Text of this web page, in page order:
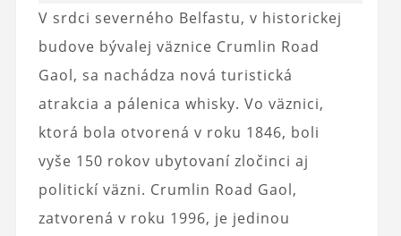
V srdci severného Belfastu, v historickej
budove bývalej väznice Crumlin Road
Gaol, sa nachádza nová turistická
atrakcia a pálenica whisky. Vo väznici,
ktorá bola otvorená v roku 1846, boli
vyše 150 rokov ubytovaní zločinci aj
politickí väzni. Crumlin Road Gaol,
zatvorená v roku 1996, je jedinou